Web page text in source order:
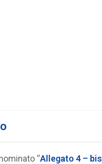
“Allegato 4 – bis